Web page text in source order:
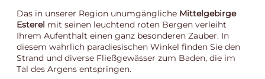
Das in unserer Region unumgängliche Mittelgebirge
Esterel mit seinen leuchtend roten Bergen verleiht
Ihrem Aufenthalt einen ganz besonderen Zauber. In
diesem wahrlich paradiesischen Winkel finden Sie den
Strand und diverse Fließgewässer zum Baden, die im
Tal des Argens entspringen.